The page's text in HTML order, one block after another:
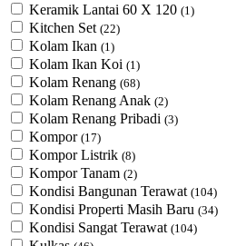
Keramik Lantai 60 X 120 (1)
Kitchen Set (22)
Kolam Ikan (1)
Kolam Ikan Koi (1)
Kolam Renang (68)
Kolam Renang Anak (2)
Kolam Renang Pribadi (3)
Kompor (17)
Kompor Listrik (8)
Kompor Tanam (2)
Kondisi Bangunan Terawat (104)
Kondisi Properti Masih Baru (34)
Kondisi Sangat Terawat (104)